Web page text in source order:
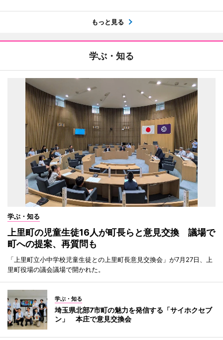
もっと見る
学ぶ・知る
学ぶ・知る
上里町の児童生徒16人が町長らと意見交換 議場で
町への提案、再質問も
「上里町立小中学校児童生徒との上里町長意見交換会」が7月27日、上
里町役場の議会議場で開かれた。
学ぶ・知る
埼玉県北部7市町の魅力を発信する「サイホクセブ
ン」 本庄で意見交換会